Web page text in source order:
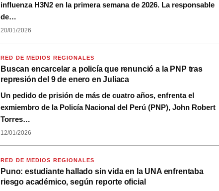
influenza H3N2 en la primera semana de 2026. La responsable
de…
20/01/2026
RED DE MEDIOS REGIONALES
Buscan encarcelar a policía que renunció a la PNP tras
represión del 9 de enero en Juliaca
Un pedido de prisión de más de cuatro años, enfrenta el
exmiembro de la Policía Nacional del Perú (PNP), John Robert
Torres…
12/01/2026
RED DE MEDIOS REGIONALES
Puno: estudiante hallado sin vida en la UNA enfrentaba
riesgo académico, según reporte oficial